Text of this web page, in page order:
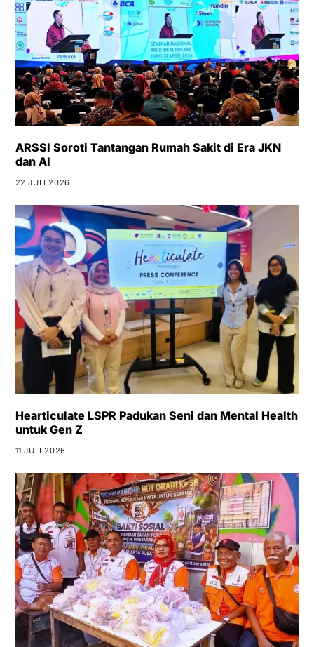
ARSSI Soroti Tantangan Rumah Sakit di Era JKN
dan AI
22 JULI 2026
Hearticulate LSPR Padukan Seni dan Mental Health
untuk Gen Z
11 JULI 2026